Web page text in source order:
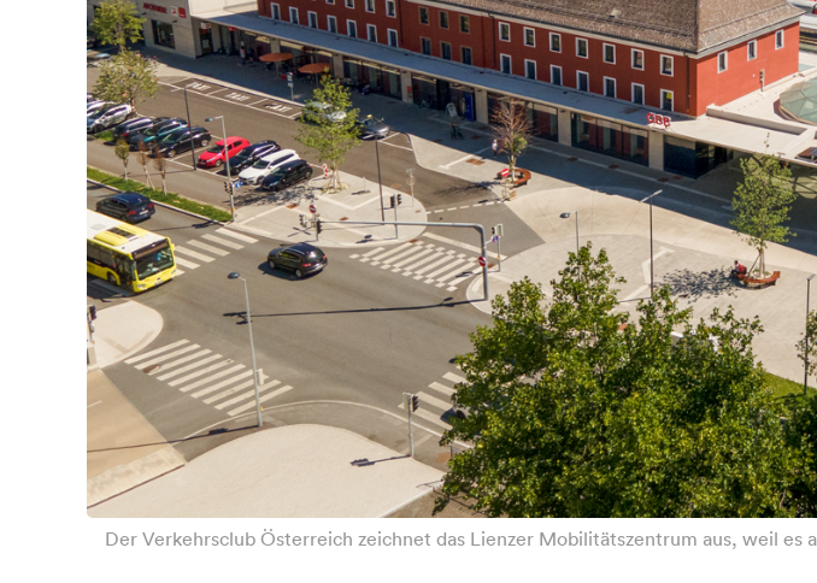
Der Verkehrsclub Österreich zeichnet das Lienzer Mobilitätszentrum aus, weil